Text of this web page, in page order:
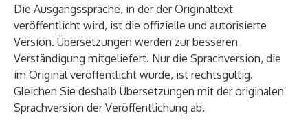
Die Ausgangssprache, in der der Originaltext
veröffentlicht wird, ist die offizielle und autorisierte
Version. Übersetzungen werden zur besseren
Verständigung mitgeliefert. Nur die Sprachversion, die
im Original veröffentlicht wurde, ist rechtsgültig.
Gleichen Sie deshalb Übersetzungen mit der originalen
Sprachversion der Veröffentlichung ab.